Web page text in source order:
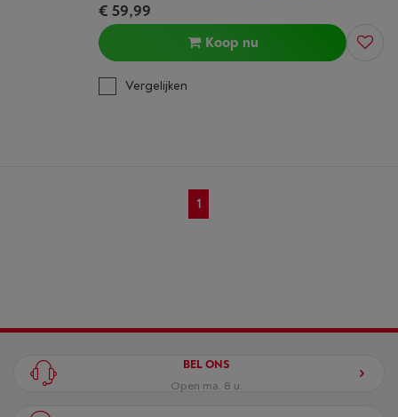
€ 59,99
Koop nu
Vergelijken
1
BEL ONS
Open ma. 8 u.